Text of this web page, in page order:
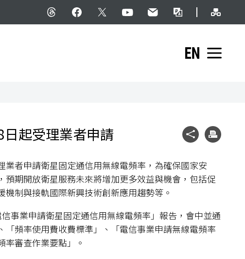
Threadsfacebook
X YouTube民意信箱雙語詞彙
English展開
起受理業者申請 社群分享
列印
者申請衛星固定通信用無線電頻率，為確保國家安
期開放衛星服務未來將增加更多效益與機會，包括促
制與接軌國際新興技術創新應用趨勢等。
事業申請衛星固定通信用無線電頻率」報告，會中並通
頻率使用費收費標準」、「電信事業申請無線電頻率
審查作業要點」。